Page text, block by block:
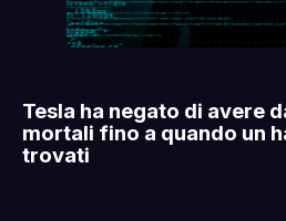
Tesla ha negato di avere
mortali fino a quando un
trovati